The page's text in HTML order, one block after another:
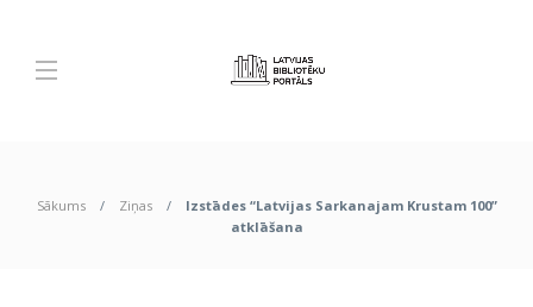
Sākums Ziņas
Izstādes “Latvijas Sarkanajam Krustam 100”
atklāšana